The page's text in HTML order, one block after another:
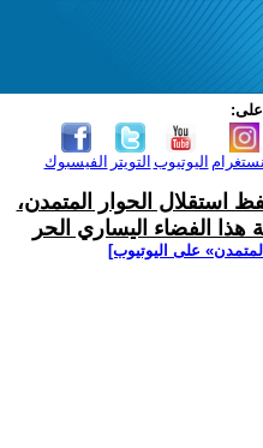
على:
الفيسبوك التويتر اليوتيوب
استقلال الحوار المتمدن،
الفضاء اليساري الحر
على اليوتيوب]